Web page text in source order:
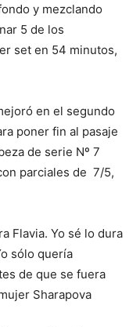
y mezclando
5 de los
set en 54 minutos,
en el segundo
poner fin al pasaje
de serie Nº 7
parciales de 7/5,
Flavia. Yo sé lo dura
sólo quería
de que se fuera
Sharapova